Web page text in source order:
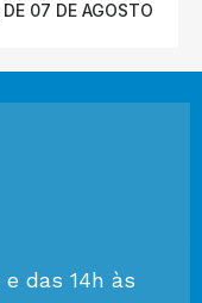
07 DE AGOSTO
e das 14h às